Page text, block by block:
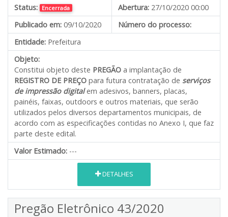
Status: Encerrada Abertura: 27/10/2020 00:00
Publicado em: 09/10/2020
Número do processo:
Entidade: Prefeitura
Objeto:
Constitui objeto deste PREGÃO a implantação de
REGISTRO DE PREÇO para futura contratação de serviços
de impressão digitalem adesivos, banners, placas,
painéis, faixas, outdoors e outros materiais, que serão
utilizados pelos diversos departamentos municipais, de
acordo com as especificações contidas no Anexo I, que faz
parte deste edital.
Valor Estimado: ---
DETALHES
Pregão Eletrônico 43/2020